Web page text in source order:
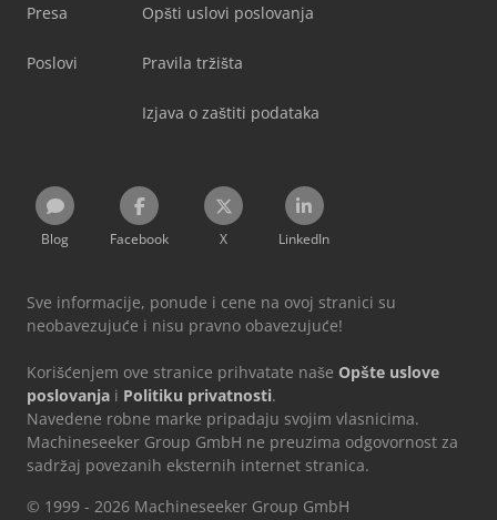
Presa
Poslovi
Opšti uslovi poslovanja
Pravila tržišta
Izjava o zaštiti podataka
Blog Facebook X LinkedIn
Sve informacije, ponude i cene na ovoj stranici su
neobavezujuće i nisu pravno obavezujuće!
Korišćenjem ove stranice prihvatate naše Opšte uslove
poslovanja i Politiku privatnosti.
Navedene robne marke pripadaju svojim vlasnicima.
Machineseeker Group GmbH ne preuzima odgovornost za
sadržaj povezanih eksternih internet stranica.
© 1999 - 2026 Machineseeker Group GmbH